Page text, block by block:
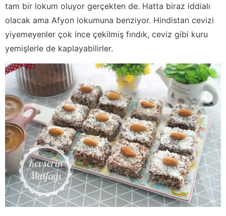
tam bir lokum oluyor gerçekten de. Hatta biraz iddialı
olacak ama Afyon lokumuna benziyor. Hindistan cevizi
yiyemeyenler çok ince çekilmiş fındık, ceviz gibi kuru
yemişlerle de kaplayabilirler.